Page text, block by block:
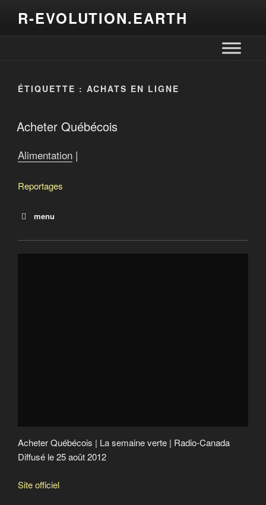
R-EVOLUTION.EARTH
ÉTIQUETTE : ACHATS EN LIGNE
Acheter Québécois
Alimentation |
Reportages
menu
Acheter Québécois | La semaine verte | Radio-Canada
Diffusé le 25 août 2012
Site officiel